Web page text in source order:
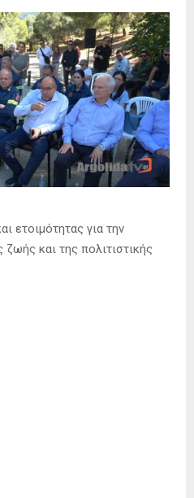
ετοιμότητας για την
και της πολιτιστικής